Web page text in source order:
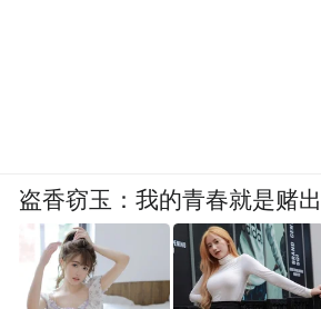
盗香窃玉：我的青春就是赌